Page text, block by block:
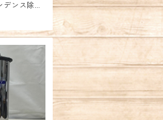
デンス除湿